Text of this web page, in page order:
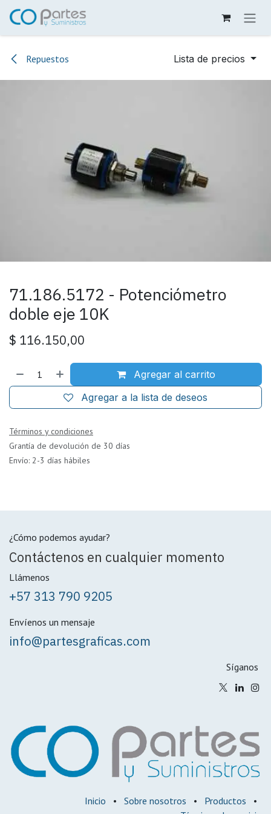
Ir al contenido
Repuestos Lista de precios
71.186.5172 - Potenciómetro
doble eje 10K
$ 116.150,00
Agregar al carrito
Agregar a la lista de deseos
Términos y condiciones
Grantía de devolución de 30 días
Envío: 2-3 días hábiles
¿Cómo podemos ayudar?
Contáctenos en cualquier momento
Llámenos
+57 313 790 9205
Envíenos un mensaje
info@partesgraficas.com
Síganos
Inicio • Sobre nosotros • Productos
•